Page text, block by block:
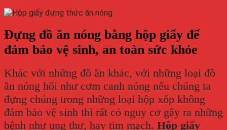
Đựng đồ ăn nóng bằng hộp giấy để
đảm bảo vệ sinh, an toàn sức khỏe
Khác với những đồ ăn khác, với những loại đồ
ăn nóng hổi như cơm canh nóng nếu chúng ta
đựng chúng trong những loại hộp xốp không
đảm bảo vệ sinh thì rất có nguy cơ gây ra những
bệnh như ung thư, hay tim mạch. Hộp giấy